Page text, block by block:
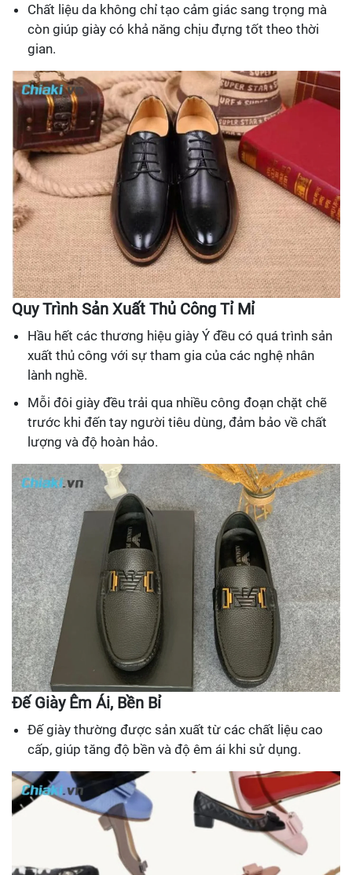
Chất liệu da không chỉ tạo cảm giác sang trọng mà
còn giúp giày có khả năng chịu đựng tốt theo thời
gian.
Quy Trình Sản Xuất Thủ Công Tỉ Mỉ
Hầu hết các thương hiệu giày Ý đều có quá trình sản
xuất thủ công với sự tham gia của các nghệ nhân
lành nghề.
Mỗi đôi giày đều trải qua nhiều công đoạn chặt chẽ
trước khi đến tay người tiêu dùng, đảm bảo về chất
lượng và độ hoàn hảo.
Đế Giày Êm Ái, Bền Bỉ
Đế giày thường được sản xuất từ các chất liệu cao
cấp, giúp tăng độ bền và độ êm ái khi sử dụng.